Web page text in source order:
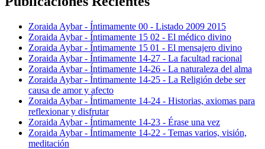
Zoraida Aybar - Íntimamente 00 - Listado 2009 2015
Zoraida Aybar - Íntimamente 15 02 - El médico divino
Zoraida Aybar - Íntimamente 15 01 - El mensajero divino
Zoraida Aybar - Íntimamente 14-27 - La facultad racional
Zoraida Aybar - Íntimamente 14-26 - La naturaleza del alma
Zoraida Aybar - Íntimamente 14-25 - La Religión debe ser
causa de amor y afecto
Zoraida Aybar - Íntimamente 14-24 - Historias, axiomas para
reflexionar y disfrutar
Zoraida Aybar - Íntimamente 14-23 - Érase una vez
Zoraida Aybar - Íntimamente 14-22 - Temas varios, visión,
meditación